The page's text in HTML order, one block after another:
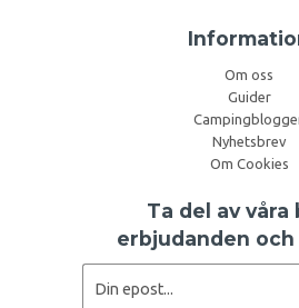
Om oss
Guider
Nyhetsbrev
Om Cookies
Ta del av våra
erbjudanden